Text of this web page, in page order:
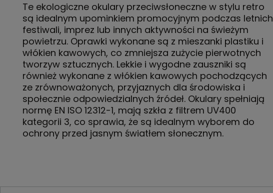
Te ekologiczne okulary przeciwsłoneczne w stylu retro
są idealnym upominkiem promocyjnym podczas letnich
festiwali, imprez lub innych aktywności na świeżym
powietrzu. Oprawki wykonane są z mieszanki plastiku i
włókien kawowych, co zmniejsza zużycie pierwotnych
tworzyw sztucznych. Lekkie i wygodne zauszniki są
również wykonane z włókien kawowych pochodzących
ze zrównoważonych, przyjaznych dla środowiska i
społecznie odpowiedzialnych źródeł. Okulary spełniają
normę EN ISO 12312-1, mają szkła z filtrem UV400
kategorii 3, co sprawia, że są idealnym wyborem do
ochrony przed jasnym światłem słonecznym.